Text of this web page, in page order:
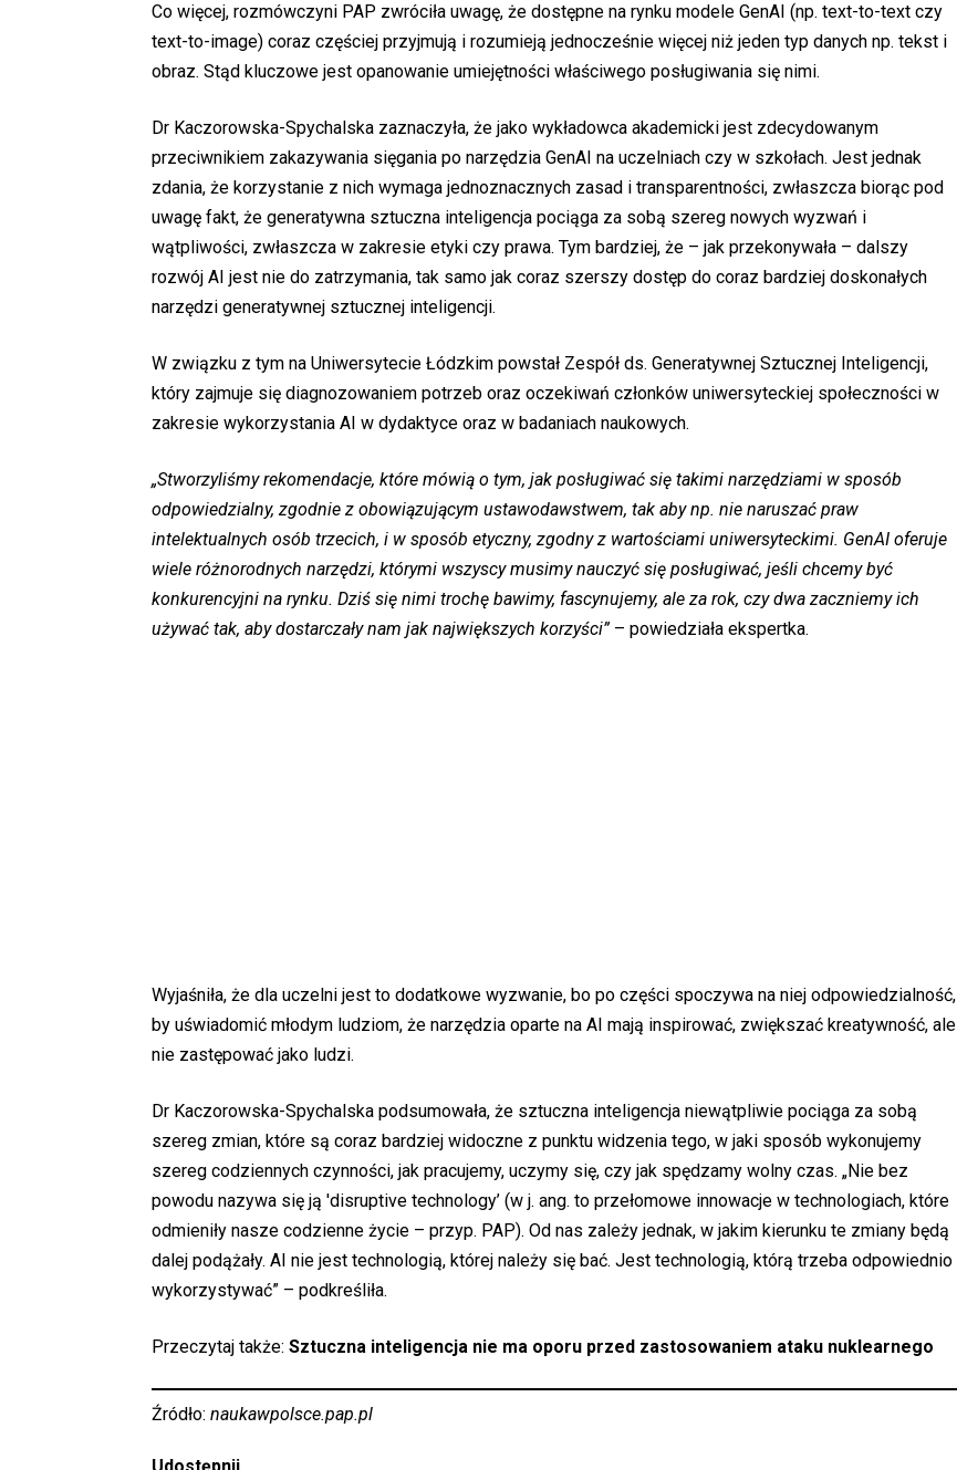
Co więcej, rozmówczyni PAP zwróciła uwagę, że dostępne na rynku modele GenAI (np. text-to-text czy
text-to-image) coraz częściej przyjmują i rozumieją jednocześnie więcej niż jeden typ danych np. tekst i
obraz. Stąd kluczowe jest opanowanie umiejętności właściwego posługiwania się nimi.
Dr Kaczorowska-Spychalska zaznaczyła, że jako wykładowca akademicki jest zdecydowanym
przeciwnikiem zakazywania sięgania po narzędzia GenAI na uczelniach czy w szkołach. Jest jednak
zdania, że korzystanie z nich wymaga jednoznacznych zasad i transparentności, zwłaszcza biorąc pod
uwagę fakt, że generatywna sztuczna inteligencja pociąga za sobą szereg nowych wyzwań i
wątpliwości, zwłaszcza w zakresie etyki czy prawa. Tym bardziej, że – jak przekonywała – dalszy
rozwój AI jest nie do zatrzymania, tak samo jak coraz szerszy dostęp do coraz bardziej doskonałych
narzędzi generatywnej sztucznej inteligencji.
W związku z tym na Uniwersytecie Łódzkim powstał Zespół ds. Generatywnej Sztucznej Inteligencji,
który zajmuje się diagnozowaniem potrzeb oraz oczekiwań członków uniwersyteckiej społeczności w
zakresie wykorzystania AI w dydaktyce oraz w badaniach naukowych.
„Stworzyliśmy rekomendacje, które mówią o tym, jak posługiwać się takimi narzędziami w sposób
odpowiedzialny, zgodnie z obowiązującym ustawodawstwem, tak aby np. nie naruszać praw
intelektualnych osób trzecich, i w sposób etyczny, zgodny z wartościami uniwersyteckimi. GenAI oferuje
wiele różnorodnych narzędzi, którymi wszyscy musimy nauczyć się posługiwać, jeśli chcemy być
konkurencyjni na rynku. Dziś się nimi trochę bawimy, fascynujemy, ale za rok, czy dwa zaczniemy ich
używać tak, aby dostarczały nam jak największych korzyści”– powiedziała ekspertka.
Wyjaśniła, że dla uczelni jest to dodatkowe wyzwanie, bo po części spoczywa na niej odpowiedzialność,
by uświadomić młodym ludziom, że narzędzia oparte na AI mają inspirować, zwiększać kreatywność, ale
nie zastępować jako ludzi.
Dr Kaczorowska-Spychalska podsumowała, że sztuczna inteligencja niewątpliwie pociąga za sobą
szereg zmian, które są coraz bardziej widoczne z punktu widzenia tego, w jaki sposób wykonujemy
szereg codziennych czynności, jak pracujemy, uczymy się, czy jak spędzamy wolny czas. „Nie bez
powodu nazywa się ją 'disruptive technology’ (w j. ang. to przełomowe innowacje w technologiach, które
odmieniły nasze codzienne życie – przyp. PAP). Od nas zależy jednak, w jakim kierunku te zmiany będą
dalej podążały. AI nie jest technologią, której należy się bać. Jest technologią, którą trzeba odpowiednio
wykorzystywać” – podkreśliła.
Przeczytaj także: Sztuczna inteligencja nie ma oporu przed zastosowaniem ataku nuklearnego
Źródło: naukawpolsce.pap.pl